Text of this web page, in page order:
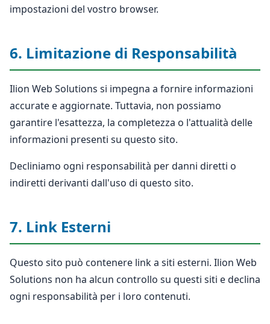
impostazioni del vostro browser.
6. Limitazione di Responsabilità
Ilion Web Solutions si impegna a fornire informazioni
accurate e aggiornate. Tuttavia, non possiamo
garantire l'esattezza, la completezza o l'attualità delle
informazioni presenti su questo sito.
Decliniamo ogni responsabilità per danni diretti o
indiretti derivanti dall'uso di questo sito.
7. Link Esterni
Questo sito può contenere link a siti esterni. Ilion Web
Solutions non ha alcun controllo su questi siti e declina
ogni responsabilità per i loro contenuti.